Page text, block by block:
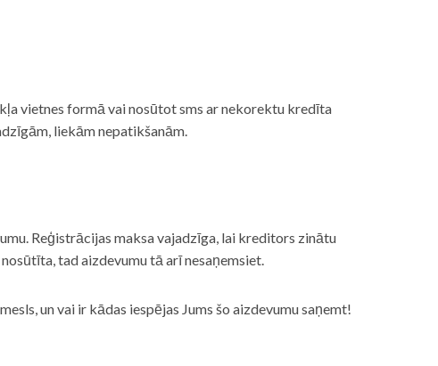
vietnes formā vai nosūtot sms ar nekorektu kredīta
liekām nepatikšanām.
Reģistrācijas maksa vajadzīga, lai kreditors zinātu
tad aizdevumu tā arī nesaņemsiet.
un vai ir kādas iespējas Jums šo aizdevumu saņemt!